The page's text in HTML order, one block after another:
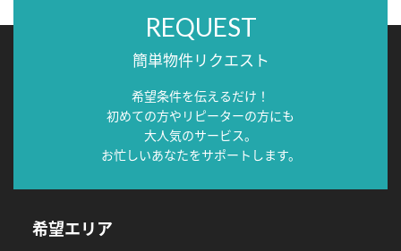
REQUEST
簡単物件リクエスト
希望条件を伝えるだけ！
初めての方やリピーターの方にも
大人気のサービス。
お忙しいあなたをサポートします。
希望エリア